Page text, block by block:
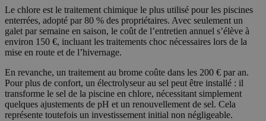
Le chlore est le traitement chimique le plus utilisé pour les piscines
enterrées, adopté par 80 % des propriétaires. Avec seulement un
galet par semaine en saison, le coût de l’entretien annuel s’élève à
environ 150 €, incluant les traitements choc nécessaires lors de la
mise en route et de l’hivernage.
En revanche, un traitement au brome coûte dans les 200 € par an.
Pour plus de confort, un électrolyseur au sel peut être installé : il
transforme le sel de la piscine en chlore, nécessitant simplement
quelques ajustements de pH et un renouvellement de sel. Cela
représente toutefois un investissement initial non négligeable.